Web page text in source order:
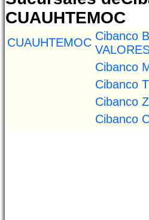
CUAUHTEMOC
CUAUHTEMOC Cibanco
Cibanco
Cibanco
Cibanco
Cibanco